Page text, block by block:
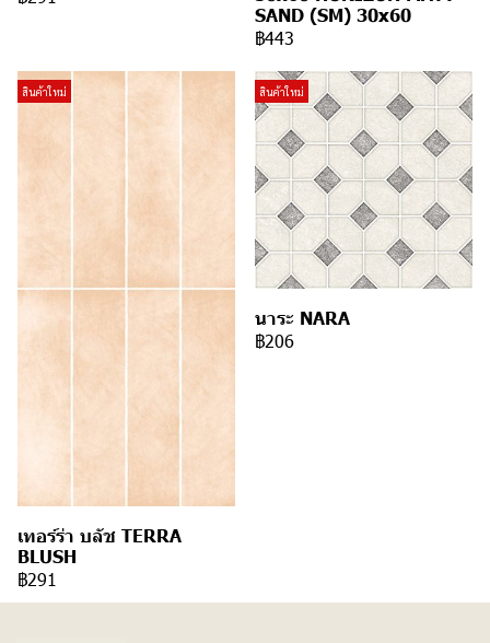
SAND (SM) 30x60
฿443
สินค้าใหม่
เทอร์ร่า บลัช TERRA
BLUSH
฿291
สินค้าใหม่
นาระ NARA
฿206